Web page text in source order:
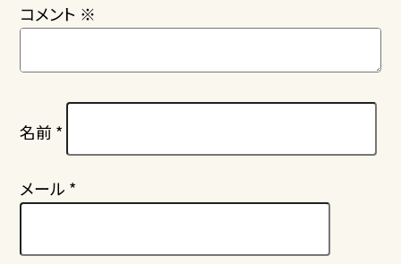
コメント ※
名前 *
メール *